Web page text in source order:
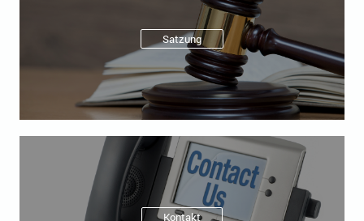
Satzung
Kontakt